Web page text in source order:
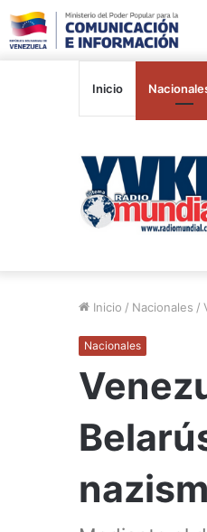
Inicio
Inicio / Nacionales /
Nacionales